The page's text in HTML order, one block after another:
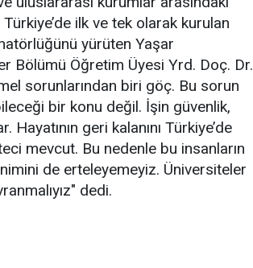
ilk ve tek olarak kurulan
yürüten Yaşar
Bölümü Öğretim Üyesi Yrd. Doç. Dr.
sorunlarından biri göç. Bu sorun
bir konu değil. İşin güvenlik,
geri kalanını Türkiye’de
mevcut. Bu nedenle bu insanların
de erteleyemeyiz. Üniversiteler
dedi.